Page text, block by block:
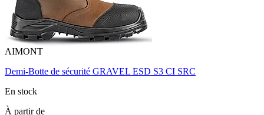
AIMONT
Demi-Botte de sécurité GRAVEL ESD S3 CI SRC
En stock
À partir de